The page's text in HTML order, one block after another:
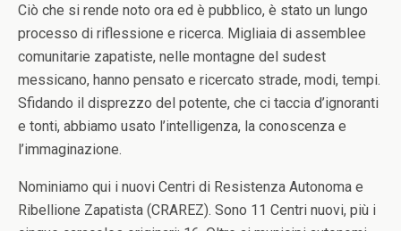
Ciò che si rende noto ora ed è pubblico, è stato un lungo
processo di riflessione e ricerca. Migliaia di assemblee
comunitarie zapatiste, nelle montagne del sudest
messicano, hanno pensato e ricercato strade, modi, tempi.
Sfidando il disprezzo del potente, che ci taccia d’ignoranti
e tonti, abbiamo usato l’intelligenza, la conoscenza e
l’immaginazione.
Nominiamo qui i nuovi Centri di Resistenza Autonoma e
Ribellione Zapatista (CRAREZ). Sono 11 Centri nuovi, più i